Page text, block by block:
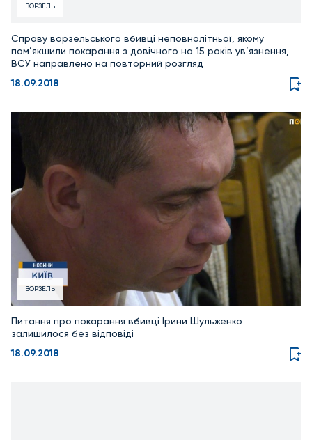
ВОРЗЕЛЬ
Справу ворзельського вбивці неповнолітньої, якому
пом’якшили покарання з довічного на 15 років ув’язнення,
ВСУ направлено на повторний розгляд
18.09.2018
ВОРЗЕЛЬ
Питання про покарання вбивці Ірини Шульженко
залишилося без відповіді
18.09.2018